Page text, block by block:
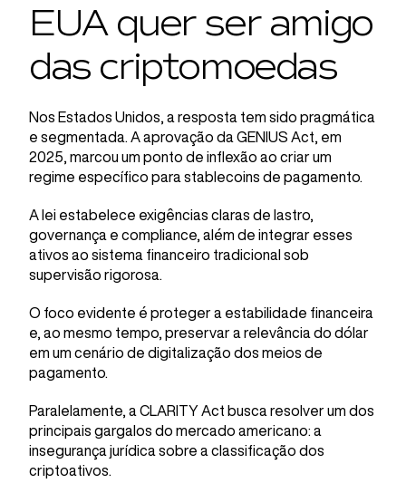
EUA quer ser amigo
das criptomoedas
Nos Estados Unidos, a resposta tem sido pragmática
e segmentada. A aprovação da GENIUS Act, em
2025, marcou um ponto de inflexão ao criar um
regime específico para stablecoins de pagamento.
A lei estabelece exigências claras de lastro,
governança e compliance, além de integrar esses
ativos ao sistema financeiro tradicional sob
supervisão rigorosa.
O foco evidente é proteger a estabilidade financeira
e, ao mesmo tempo, preservar a relevância do dólar
em um cenário de digitalização dos meios de
pagamento.
Paralelamente, a CLARITY Act busca resolver um dos
principais gargalos do mercado americano: a
insegurança jurídica sobre a classificação dos
criptoativos.